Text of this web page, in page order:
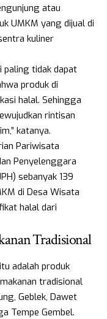
atau
UMKM yang dijual di
kuliner
paling tidak dapat
produk di
halal. Sehingga
rintisan
katanya.
Pariwisata
Penyelenggara
sebanyak 139
di Desa Wisata
halal dari
Tradisional
adalah produk
tradisional
Geblek, Dawet
Tempe Gembel.